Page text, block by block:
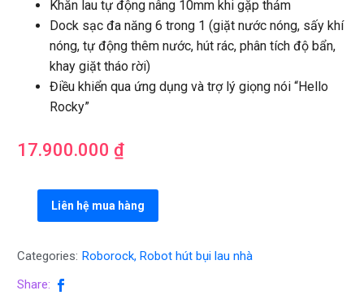
Khăn lau tự động nâng 10mm khi gặp thảm
Dock sạc đa năng 6 trong 1 (giặt nước nóng, sấy khí
nóng, tự động thêm nước, hút rác, phân tích độ bẩn,
khay giặt tháo rời)
Điều khiển qua ứng dụng và trợ lý giọng nói “Hello
Rocky”
17.900.000 ₫
Liên hệ mua hàng
Categories: Roborock, Robot hút bụi lau nhà
Share: